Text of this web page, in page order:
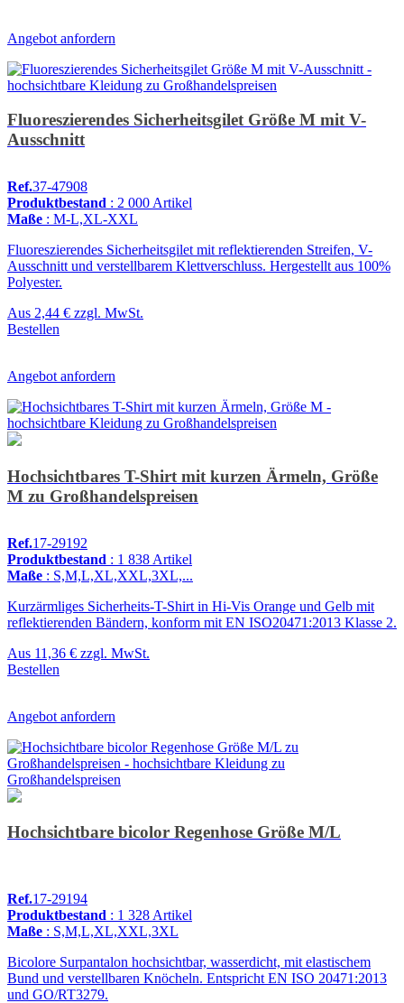
Angebot anfordern
Fluoreszierendes Sicherheitsgilet Größe M mit V-
Ausschnitt
Ref.37-47908
Produktbestand : 2 000 Artikel
Maße : M-L,XL-XXL
Fluoreszierendes Sicherheitsgilet mit reflektierenden Streifen, V-
Ausschnitt und verstellbarem Klettverschluss. Hergestellt aus 100%
Polyester.
Aus 2,44 € zzgl. MwSt.
Bestellen
Angebot anfordern
Hochsichtbares T-Shirt mit kurzen Ärmeln, Größe
M zu Großhandelspreisen
Ref.17-29192
Produktbestand : 1 838 Artikel
Maße : S,M,L,XL,XXL,3XL,...
Kurzärmliges Sicherheits-T-Shirt in Hi-Vis Orange und Gelb mit
reflektierenden Bändern, konform mit EN ISO20471:2013 Klasse 2.
Aus 11,36 € zzgl. MwSt.
Bestellen
Angebot anfordern
Hochsichtbare bicolor Regenhose Größe M/L
Ref.17-29194
Produktbestand : 1 328 Artikel
Maße : S,M,L,XL,XXL,3XL
Bicolore Surpantalon hochsichtbar, wasserdicht, mit elastischem
Bund und verstellbaren Knöcheln. Entspricht EN ISO 20471:2013
und GO/RT3279.